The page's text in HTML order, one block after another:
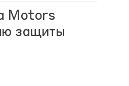
Motors
защиты